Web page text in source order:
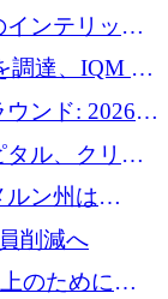
ンテリック
ウェアファ
調達、IQM が
子企業とな
資金調達
ンド: 2026
金調達
ル、クリメ
策ハードウ
万ユーロ
ルン州は
ープンソース
削減へ
のために